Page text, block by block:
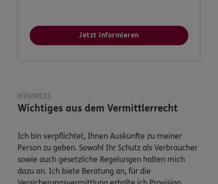
Jetzt informieren
HINWEIS
Wichtiges aus dem Vermittlerrecht
Ich bin verpflichtet, Ihnen Auskünfte zu meiner
Person zu geben. Sowohl Ihr Schutz als Verbraucher
sowie auch gesetzliche Regelungen halten mich
dazu an. Ich biete Beratung an, für die